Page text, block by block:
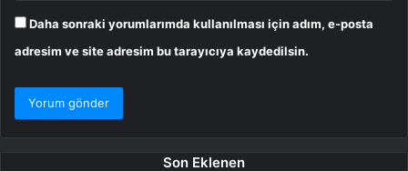
Daha sonraki yorumlarımda kullanılması için adım, e-posta
adresim ve site adresim bu tarayıcıya kaydedilsin.
Son Eklenen